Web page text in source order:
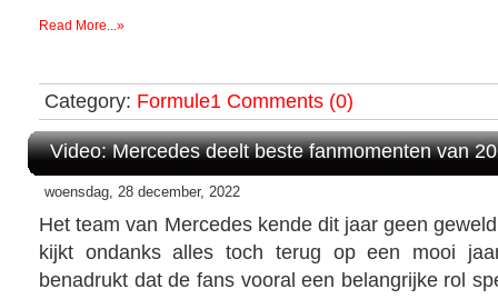
Read More...»
Category: Formule1 Comments (0)
Video: Mercedes deelt beste fanmomenten van
woensdag, 28 december, 2022
Het team van Mercedes kende dit jaar geen
kijkt ondanks alles toch terug op een mooi
benadrukt dat de fans vooral een belangrijke rol